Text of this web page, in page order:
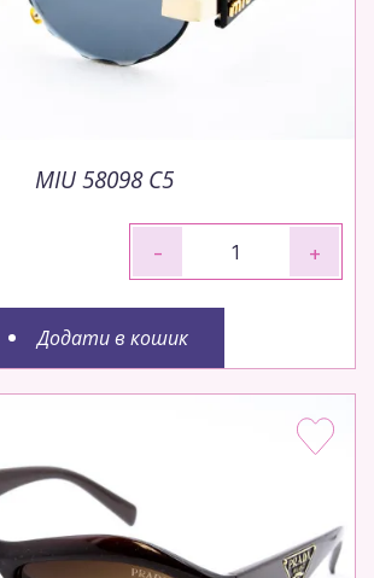
MIU 58098 C5
- +
Додати в кошик